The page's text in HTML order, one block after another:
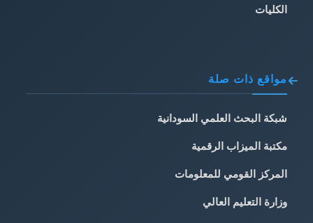
الكليات
مواقع ذات صلة
شبكة البحث العلمي السودانية
مكتبة الميزاب الرقمية
المركز القومي للمعلومات
وزارة التعليم العالي